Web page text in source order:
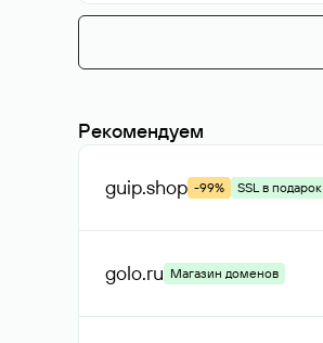
Рекомендуем
guip.shop -99% SSL в подарок
golo.ru Магазин доменов